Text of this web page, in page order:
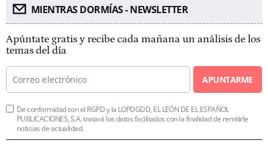
MIENTRAS DORMÍAS - NEWSLETTER
Apúntate gratis y recibe cada mañana un análisis de los
temas del día
APUNTARME
De conformidad con el RGPD y la LOPDGDD, EL LEÓN DE EL ESPAÑOL
PUBLICACIONES, S.A. tratará los datos facilitados con la finalidad de remitirle
noticias de actualidad.